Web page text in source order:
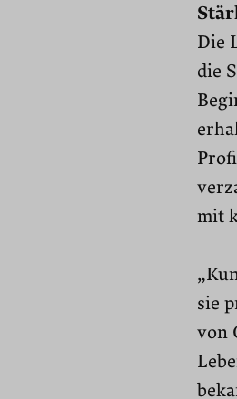
Die
die
mit
sie
von